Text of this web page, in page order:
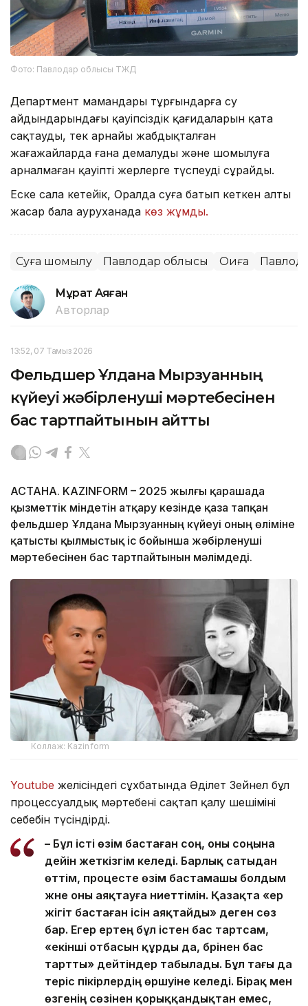
Фото: Павлодар облысы ТЖД
Департмент мамандары тұрғындарға су
айдындарындағы қауіпсіздік қағидаларын қатаң
сақтауды, тек арнайы жабдықталған
жағажайларда ғана демалуды және шомылуға
арналмаған қауіпті жерлерге түспеуді сұрайды.
Еске сала кетейік, Оралда суға батып кеткен алты
жасар бала ауруханада көз жұмды.
Суға шомылу Павлодар облысы Оқиға
Мұрат Аяған
Авторлар
13:52, 07 Тамыз 2026
Фельдшер Ұлдана Мырзуанның
күйеуі жәбірленуші мәртебесінен
бас тартпайтынын айтты
АСТАНА. KAZINFORM – 2025 жылғы қарашада
қызметтік міндетін атқару кезінде қаза тапқан
фельдшер Ұлдана Мырзуанның күйеуі оның өліміне
қатысты қылмыстық іс бойынша жәбірленуші
мәртебесінен бас тартпайтынын мәлімдеді.
Коллаж: Kazinform
Youtube желісіндегі сұхбатында Әділет Зейнел бұл
процессуалдық мәртебені сақтап қалу шешімінің
себебін түсіндірді.
– Бұл істі өзім бастаған соң, оны соңына
дейін жеткізгім келеді. Барлық сатыдан
өттім, процесте өзім бастамашы болдым
және оны аяқтауға ниеттімін. Қазақта «ер
жігіт бастаған ісін аяқтайды» деген сөз
бар. Егер ертең бұл істен бас тартсам,
«екінші отбасын құрды да, бәрінен бас
тартты» дейтіндер табылады. Бұл тағы да
теріс пікірлердің өршуіне әкеледі. Бірақ мен
өзгенің сөзінен қорыққандықтан емес,